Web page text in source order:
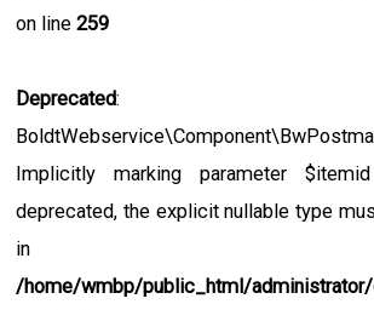
on line259
Deprecated:
Implicitly marking parameter
deprecated, the explicit nullable type
in
/home/wmbp/public_html/